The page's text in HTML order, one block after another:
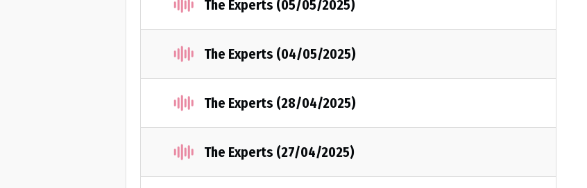
The Experts (05/05/2025)
The Experts (04/05/2025)
The Experts (28/04/2025)
The Experts (27/04/2025)